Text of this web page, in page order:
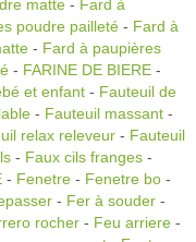
matte - Fard à
poudre pailleté - Fard à
- Fard à paupières
- FARINE DE BIERE -
et enfant - Fauteuil de
- Fauteuil massant -
relax releveur - Fauteuil
- Faux cils franges -
- Fenetre - Fenetre bo -
- Fer à souder -
rocher - Feu arriere -